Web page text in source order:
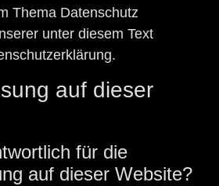
Thema Datenschutz
unter diesem Text
auf dieser
für die
auf dieser Website?